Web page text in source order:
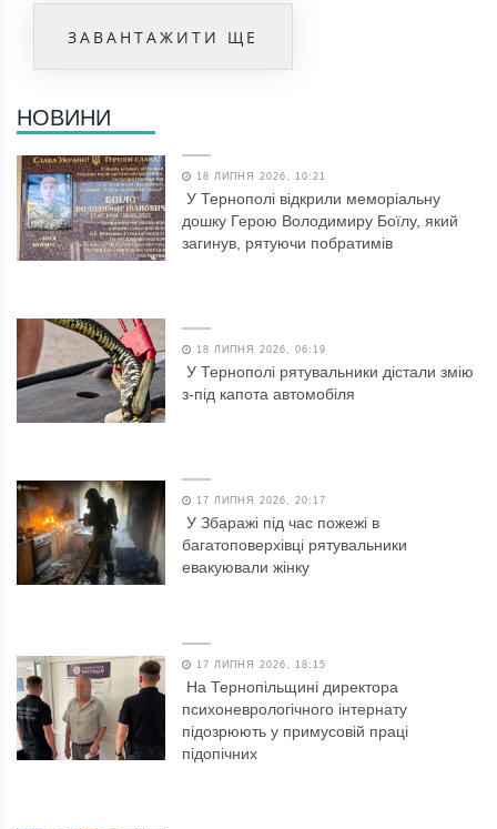
ЗАВАНТАЖИТИ ЩЕ
НОВИНИ
18 ЛИПНЯ 2026, 10:21
У Тернополі відкрили меморіальну
дошку Герою Володимиру Боїлу, який
загинув, рятуючи побратимів
18 ЛИПНЯ 2026, 06:19
У Тернополі рятувальники дістали змію
з-під капота автомобіля
17 ЛИПНЯ 2026, 20:17
У Збаражі під час пожежі в
багатоповерхівці рятувальники
евакуювали жінку
17 ЛИПНЯ 2026, 18:15
На Тернопільщині директора
психоневрологічного інтернату
підозрюють у примусовій праці
підопічних